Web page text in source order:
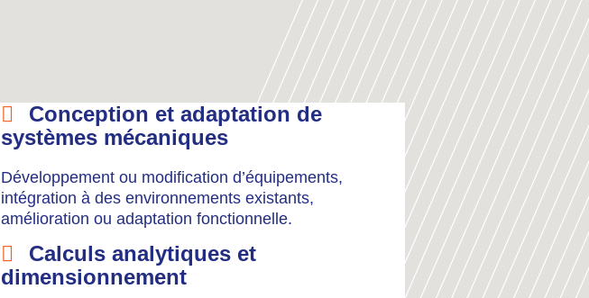
Conception et adaptation de
systèmes mécaniques
Développement ou modification d’équipements,
intégration à des environnements existants,
amélioration ou adaptation fonctionnelle.
Calculs analytiques et
dimensionnement